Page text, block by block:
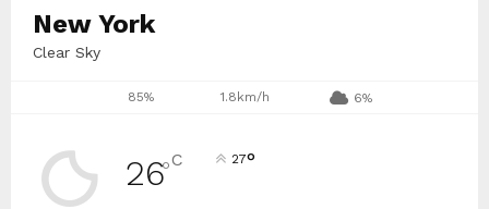
New York
Clear Sky
85% 1.8km/h 6%
26°C 27°